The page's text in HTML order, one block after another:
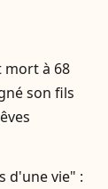
mort à 68
son fils
d'une vie" :